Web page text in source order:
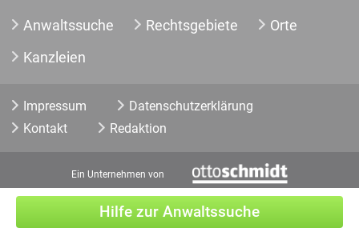
Hilfe zur Anwaltssuche
Anwaltssuche Rechtsgebiete
Orte
Kanzleien
Impressum
Datenschutzerklärung
Kontakt
Redaktion
Ein Unternehmen von